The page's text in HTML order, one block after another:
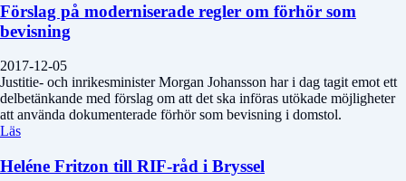
Förslag på moderniserade regler om förhör som
bevisning
2017-12-05
Justitie- och inrikesminister Morgan Johansson har i dag tagit emot ett
delbetänkande med förslag om att det ska införas utökade möjligheter
att använda dokumenterade förhör som bevisning i domstol.
Läs
Heléne Fritzon till RIF-råd i Bryssel